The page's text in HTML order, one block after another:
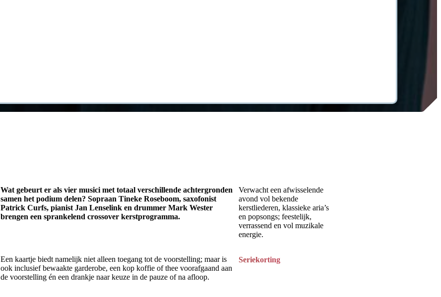
Wat gebeurt er als vier musici met totaal verschillende achtergronden
samen het podium delen? Sopraan Tineke Roseboom, saxofonist
Patrick Curfs, pianist Jan Lenselink en drummer Mark Wester
brengen een sprankelend crossover kerstprogramma.
Verwacht een afwisselende
avond vol bekende
kerstliederen, klassieke aria’s
en popsongs; feestelijk,
verrassend en vol muzikale
energie.
Een kaartje biedt namelijk niet alleen toegang tot de voorstelling; maar is
ook inclusief bewaakte garderobe, een kop koffie of thee voorafgaand aan
de voorstelling én een drankje naar keuze in de pauze of na afloop.
Seriekorting